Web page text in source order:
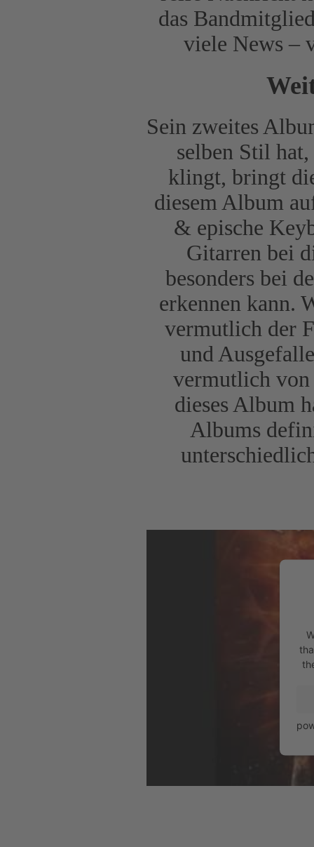
das
viele News –
Sein zweites
selben Stil
klingt, bringt
diesem Album
& epische
Gitarren bei
besonders bei
erkennen kann.
vermutlich der
und
vermutlich von
dieses Album
Albums